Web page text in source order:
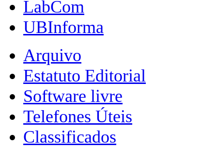
LabCom
UBInforma
Arquivo
Estatuto Editorial
Software livre
Telefones Úteis
Classificados